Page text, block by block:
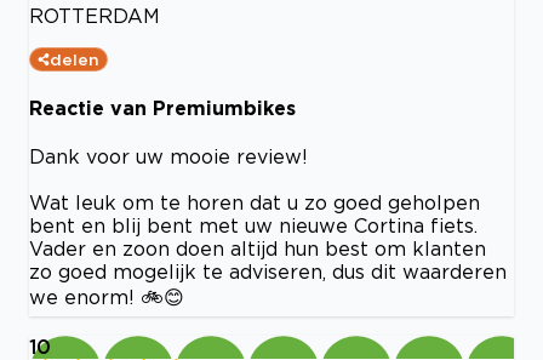
ROTTERDAM
delen
Reactie van Premiumbikes
Dank voor uw mooie review!
Wat leuk om te horen dat u zo goed geholpen
bent en blij bent met uw nieuwe Cortina fiets.
Vader en zoon doen altijd hun best om klanten
zo goed mogelijk te adviseren, dus dit waarderen
we enorm! 🚲😊
10